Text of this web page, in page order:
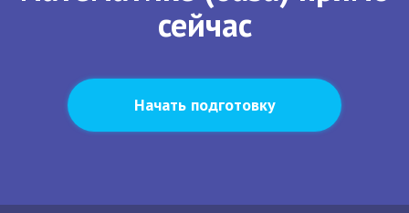
сейчас
Начать подготовку